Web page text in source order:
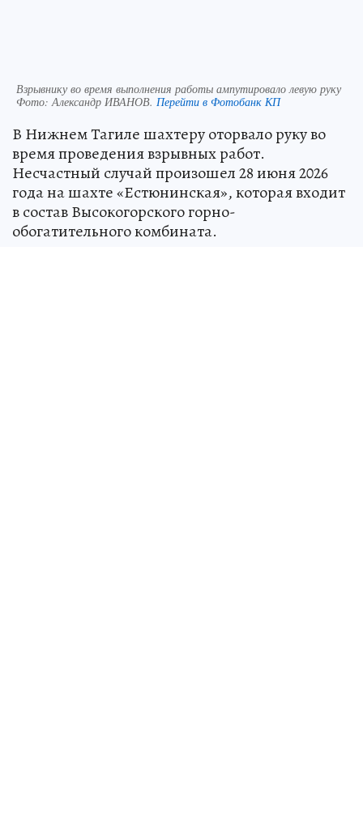
Взрывнику во время выполнения работы ампутировало левую руку
Фото:Александр ИВАНОВ. Перейти в Фотобанк КП
В Нижнем Тагиле шахтеру оторвало руку во
время проведения взрывных работ.
Несчастный случай произошел 28 июня 2026
года на шахте «Естюнинская», которая входит
в состав Высокогорского горно-
обогатительного комбината.